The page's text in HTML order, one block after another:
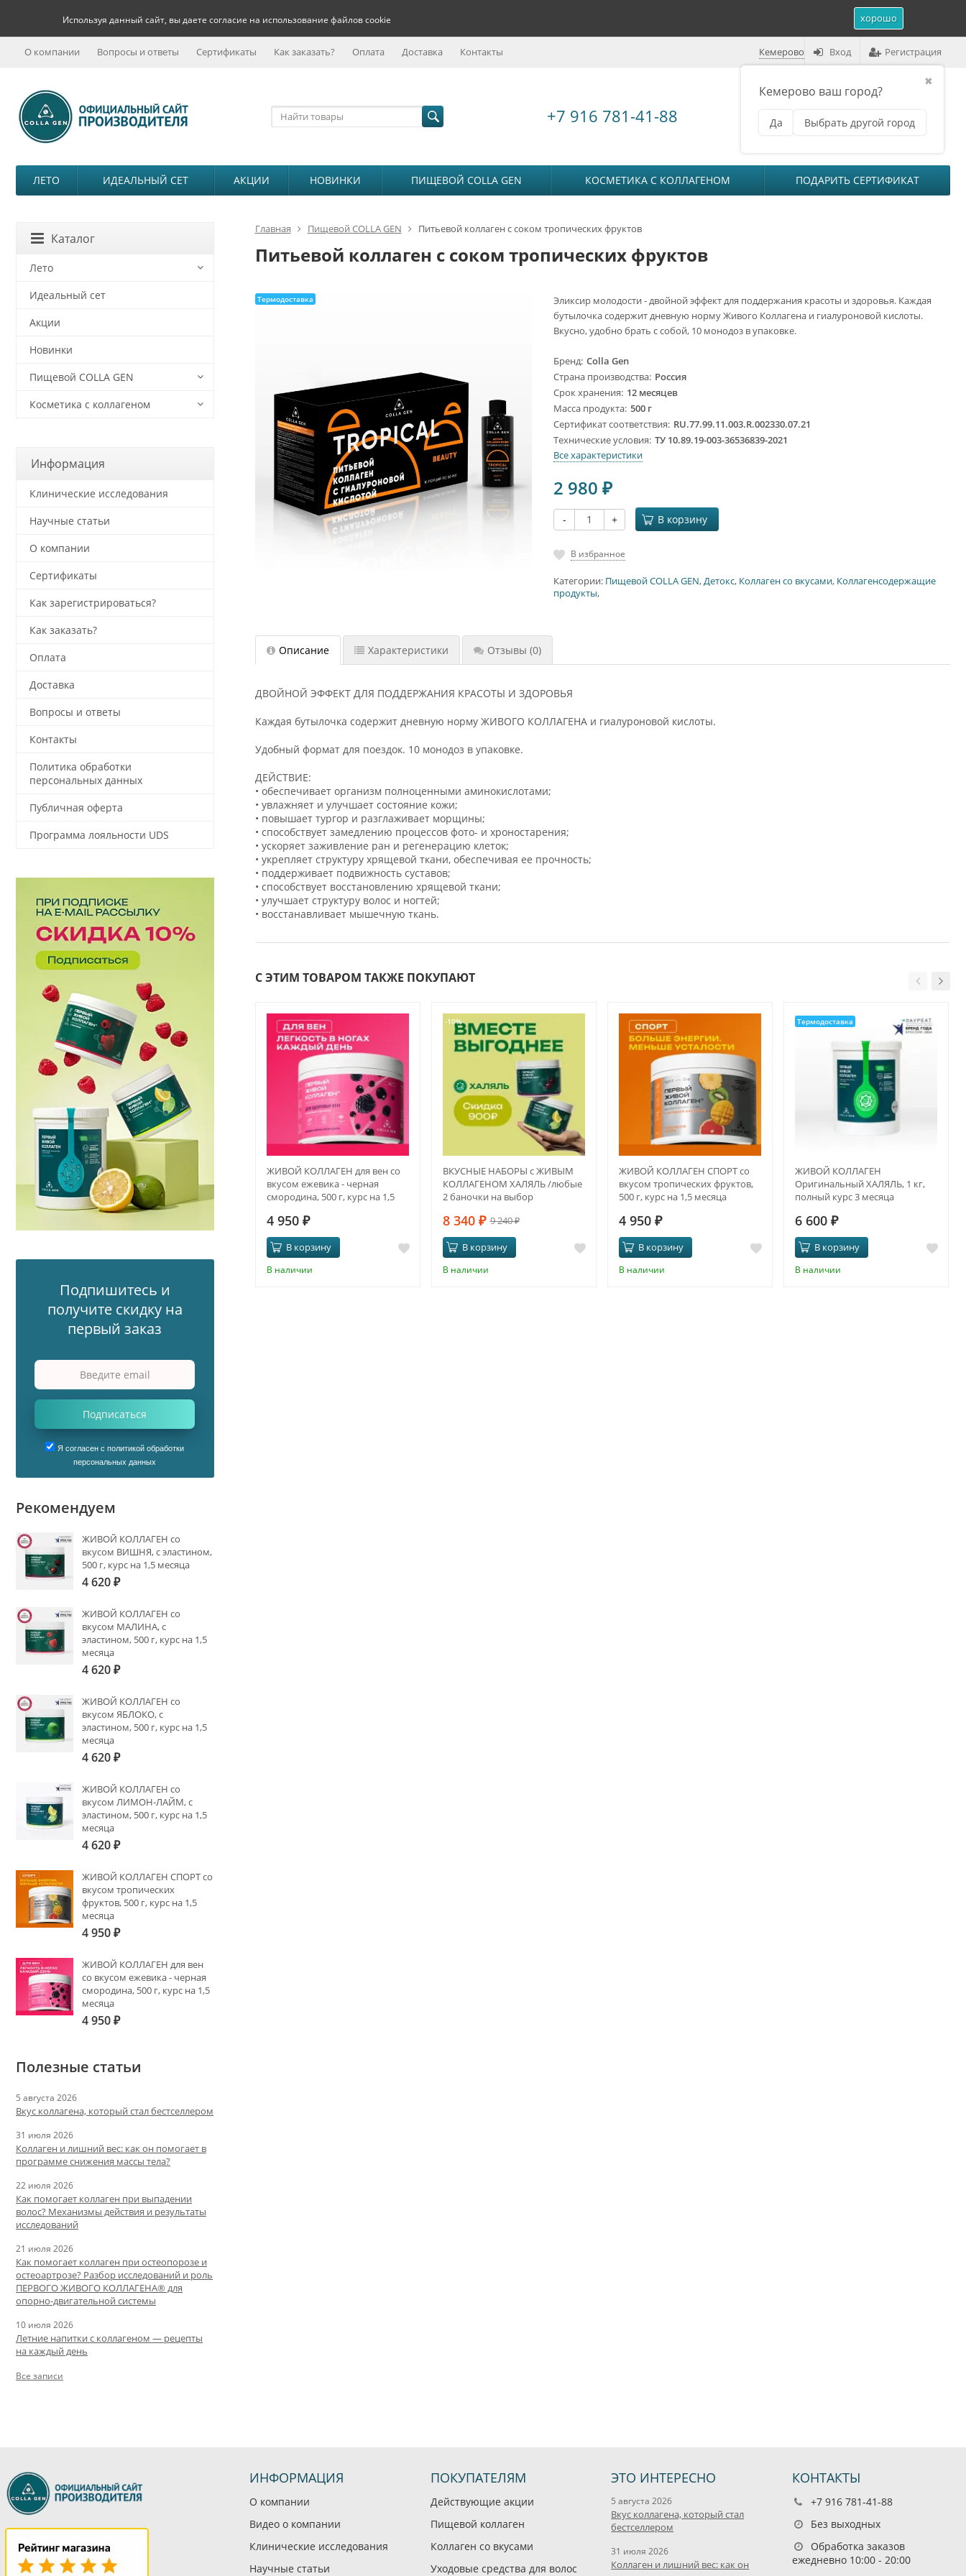
Используя данный сайт, вы даете согласие на использование файлов cookie хорошо
Кемерово
✖
Кемерово ваш город?
Да Выбрать другой город
Вход Регистрация
О компании Вопросы и ответы Сертификаты Как заказать? Оплата Доставка Контакты
+7 916 781-41-88 на сумму0₽
ЛЕТО ИДЕАЛЬНЫЙ СЕТ АКЦИИ НОВИНКИ ПИЩЕВОЙ COLLA GEN КОСМЕТИКА С КОЛЛАГЕНОМ ПОДАРИТЬ СЕРТИФИКАТ
Главная Пищевой COLLA GEN Питьевой коллаген с соком тропических фруктов
Питьевой коллаген с соком тропических фруктов
Термодоставка
Эликсир молодости - двойной эффект для поддержания красоты и здоровья. Каждая
бутылочка содержит дневную норму Живого Коллагена и гиалуроновой кислоты.
Вкусно, удобно брать с собой, 10 монодоз в упаковке.
Бренд Colla Gen
Страна производства Россия
Срок хранения 12 месяцев
Масса продукта 500 г
Сертификат соответствия RU.77.99.11.003.R.002330.07.21
Технические условия ТУ 10.89.19-003-36536839-2021
Все характеристики
2 980₽
- + В корзину
В избранное
Категории: Пищевой COLLA GEN,Детокс, Коллаген со вкусами, Коллагенсодержащие
продукты,
Описание Характеристики Отзывы (0)
ДВОЙНОЙ ЭФФЕКТ ДЛЯ ПОДДЕРЖАНИЯ КРАСОТЫ И ЗДОРОВЬЯ
Каждая бутылочка содержит дневную норму ЖИВОГО КОЛЛАГЕНА и гиалуроновой кислоты.
Удобный формат для поездок. 10 монодоз в упаковке.
ДЕЙСТВИЕ:
• обеспечивает организм полноценными аминокислотами;
• увлажняет и улучшает состояние кожи;
• повышает тургор и разглаживает морщины;
• способствует замедлению процессов фото- и хроностарения;
• ускоряет заживление ран и регенерацию клеток;
• укрепляет структуру хрящевой ткани, обеспечивая ее прочность;
• поддерживает подвижность суставов;
• способствует восстановлению хрящевой ткани;
• улучшает структуру волос и ногтей;
• восстанавливает мышечную ткань.
С ЭТИМ ТОВАРОМ ТАКЖЕ ПОКУПАЮТ
ЖИВОЙ КОЛЛАГЕН для вен со
вкусом ежевика - черная
смородина, 500 г, курс на 1,5
4 950 ₽
В корзину
В наличии
-10%
ВКУСНЫЕ НАБОРЫ с ЖИВЫМ
КОЛЛАГЕНОМ ХАЛЯЛЬ /любые
2 баночки на выбор
8 340 ₽ 9 240₽
В корзину
В наличии
ЖИВОЙ КОЛЛАГЕН СПОРТ со
вкусом тропических фруктов,
500 г, курс на 1,5 месяца
4 950 ₽
В корзину
В наличии
Термодоставка
ЖИВОЙ КОЛЛАГЕН
Оригинальный ХАЛЯЛЬ, 1 кг,
полный курс 3 месяца
6 600 ₽
В корзину
В наличии
Каталог
Лето
Идеальный сет
Акции
Новинки
Пищевой COLLA GEN
Косметика с коллагеном
Информация
Клинические исследования
Научные статьи
О компании
Сертификаты
Как зарегистрироваться?
Как заказать?
Оплата
Доставка
Вопросы и ответы
Контакты
Политика обработки
персональных данных
Публичная оферта
Программа лояльности UDS
Подпишитесь и
получите скидку на
первый заказ
Подписаться
Я согласен с политикой обработки
персональных данных
Рекомендуем
ЖИВОЙ КОЛЛАГЕН со
вкусом ВИШНЯ, с эластином,
500 г, курс на 1,5 месяца
4 620₽
ЖИВОЙ КОЛЛАГЕН со
вкусом МАЛИНА, с
эластином, 500 г, курс на 1,5
месяца
4 620₽
ЖИВОЙ КОЛЛАГЕН со
вкусом ЯБЛОКО, с
эластином, 500 г, курс на 1,5
месяца
4 620₽
ЖИВОЙ КОЛЛАГЕН со
вкусом ЛИМОН-ЛАЙМ, с
эластином, 500 г, курс на 1,5
месяца
4 620₽
ЖИВОЙ КОЛЛАГЕН СПОРТ со
вкусом тропических
фруктов, 500 г, курс на 1,5
месяца
4 950₽
ЖИВОЙ КОЛЛАГЕН для вен
со вкусом ежевика - черная
смородина, 500 г, курс на 1,5
месяца
4 950₽
Полезные статьи
5 августа 2026
Вкус коллагена, который стал бестселлером
31 июля 2026
Коллаген и лишний вес: как он помогает в
программе снижения массы тела?
22 июля 2026
Как помогает коллаген при выпадении
волос? Механизмы действия и результаты
исследований
21 июля 2026
Как помогает коллаген при остеопорозе и
остеоартрозе? Разбор исследований и роль
ПЕРВОГО ЖИВОГО КОЛЛАГЕНА® для
опорно-двигательной системы
10 июля 2026
Летние напитки с коллагеном — рецепты
на каждый день
Все записи
ИНФОРМАЦИЯ
О компании
Видео о компании
Клинические исследования
Научные статьи
ПОКУПАТЕЛЯМ
Действующие акции
Пищевой коллаген
Коллаген со вкусами
Уходовые средства для волос
ЭТО ИНТЕРЕСНО
5 августа 2026
Вкус коллагена, который стал
бестселлером
31 июля 2026
Коллаген и лишний вес: как он
КОНТАКТЫ
+7 916 781-41-88
Без выходных
Обработка заказов
ежедневно 10:00 - 20:00